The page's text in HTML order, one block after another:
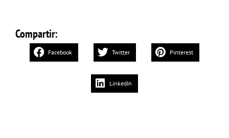
Compartir:
Facebook Twitter Pinterest
LinkedIn